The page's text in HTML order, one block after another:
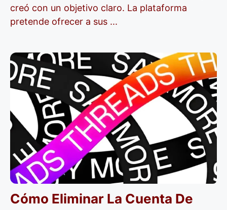
creó con un objetivo claro. La plataforma
pretende ofrecer a sus ...
Cómo Eliminar La Cuenta De